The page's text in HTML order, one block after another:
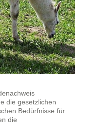
die gesetzlichen
Bedürfnisse für
die